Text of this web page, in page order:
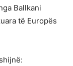
Ballkani
të Europës